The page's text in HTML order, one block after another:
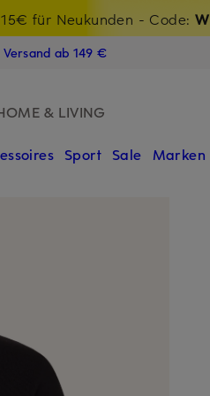
Chance: -15% extra auf Sale
Willkommensgutschein mit
15€ für Neukunden - Code:
ab 149 €
& LIVING
Sport Sale Marken